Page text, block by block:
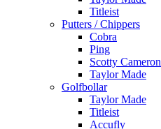
Titleist
Putters / Chippers
Cobra
Ping
Scotty Cameron
Taylor Made
Golfbollar
Taylor Made
Titleist
Accufly